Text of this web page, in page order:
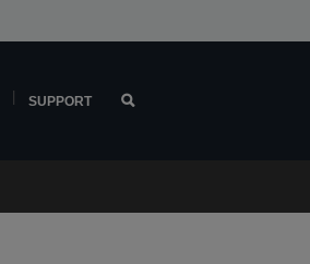
SUPPORT